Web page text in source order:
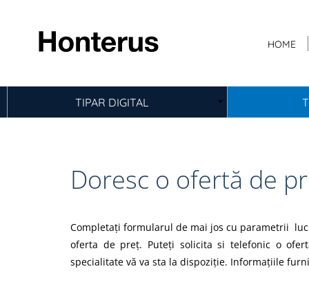
HOME
TIPAR DIGITAL
Doresc o ofertă de
Completaţi formularul de mai jos cu parametrii
oferta de preţ. Puteți solicita si telefonic o
specialitate vă va sta la dispoziţie. Informaţiile